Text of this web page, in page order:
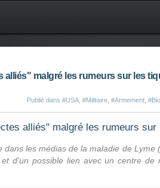
malgré les rumeurs sur les
Publié dans #USA #Militaire #Armement
les médias de la maladie de Lyme
d'un possible lien avec un centre de